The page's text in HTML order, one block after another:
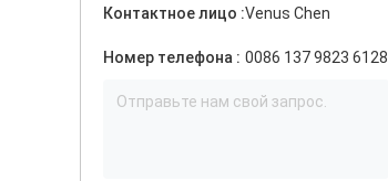
Контактное лицо :Venus Chen
Номер телефона : 0086 137 9823 6128